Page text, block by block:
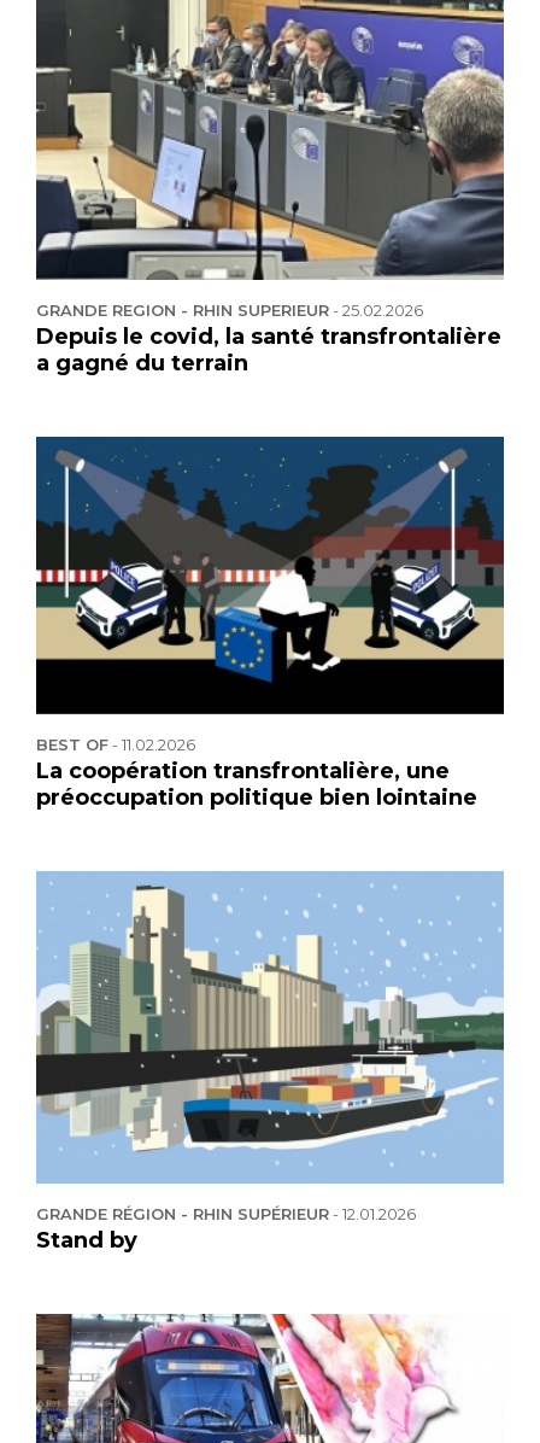
GRANDE REGION - RHIN SUPERIEUR-25.02.2026
Depuis le covid, la santé transfrontalière
a gagné du terrain
BEST OF-11.02.2026
La coopération transfrontalière, une
préoccupation politique bien lointaine
GRANDE RÉGION - RHIN SUPÉRIEUR-12.01.2026
Stand by